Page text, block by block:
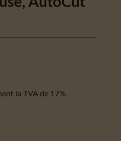
la TVA de 17%.